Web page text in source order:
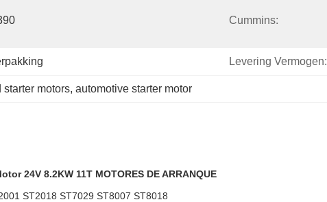
Cummins:
Levering Vermogen:
starter motors, automotive starter motor
24V 8.2KW 11T MOTORES DE ARRANQUE
ST2018 ST7029 ST8007 ST8018